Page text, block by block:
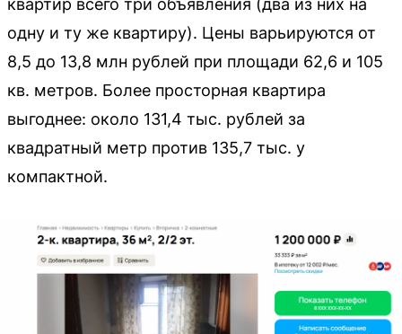
квартир всего три объявления (два из них на
одну и ту же квартиру). Цены варьируются от
8,5 до 13,8 млн рублей при площади 62,6 и 105
кв. метров. Более просторная квартира
выгоднее: около 131,4 тыс. рублей за
квадратный метр против 135,7 тыс. у
компактной.